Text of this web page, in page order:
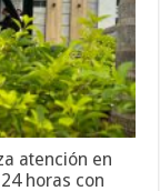
atención en
horas con